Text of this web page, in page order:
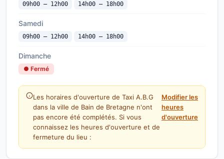
09h00 — 12h00 14h00 — 18h00
Samedi
09h00 — 12h00 14h00 — 18h00
Dimanche
● Fermé
Les horaires d'ouverture de Taxi A.B.G
dans la ville de Bain de Bretagne n'ont
pas encore été complétés. Si vous
connaissez les heures d'ouverture et de
fermeture du lieu :
Modifier les
heures
d'ouverture